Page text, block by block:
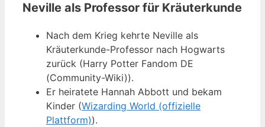
Neville als Professor für Kräuterkunde
Nach dem Krieg kehrte Neville als
Kräuterkunde-Professor nach Hogwarts
zurück (Harry Potter Fandom DE
(Community-Wiki)).
Er heiratete Hannah Abbott und bekam
Kinder (Wizarding World (offizielle
Plattform)).